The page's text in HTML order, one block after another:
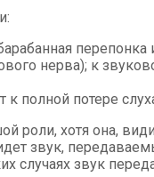
перепонка
нерва); к
потере
роли, хотя она,
звук,
случаях звук